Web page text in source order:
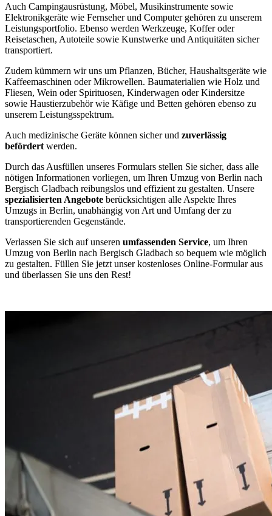
Auch Campingausrüstung, Möbel, Musikinstrumente sowie
Elektronikgeräte wie Fernseher und Computer gehören zu unserem
Leistungsportfolio. Ebenso werden Werkzeuge, Koffer oder
Reisetaschen, Autoteile sowie Kunstwerke und Antiquitäten sicher
transportiert.
Zudem kümmern wir uns um Pflanzen, Bücher, Haushaltsgeräte wie
Kaffeemaschinen oder Mikrowellen. Baumaterialien wie Holz und
Fliesen, Wein oder Spirituosen, Kinderwagen oder Kindersitze
sowie Haustierzubehör wie Käfige und Betten gehören ebenso zu
unserem Leistungsspektrum.
Auch medizinische Geräte können sicher und zuverlässig
befördert werden.
Durch das Ausfüllen unseres Formulars stellen Sie sicher, dass alle
nötigen Informationen vorliegen, um Ihren Umzug von Berlin nach
Bergisch Gladbach reibungslos und effizient zu gestalten. Unsere
spezialisierten Angebote berücksichtigen alle Aspekte Ihres
Umzugs in Berlin, unabhängig von Art und Umfang der zu
transportierenden Gegenstände.
Verlassen Sie sich auf unseren umfassenden Service, um Ihren
Umzug von Berlin nach Bergisch Gladbach so bequem wie möglich
zu gestalten. Füllen Sie jetzt unser kostenloses Online-Formular aus
und überlassen Sie uns den Rest!